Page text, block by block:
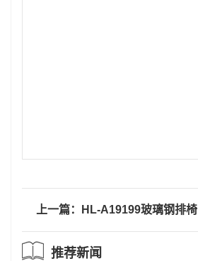
上一篇：HL-A19199玻璃钢排椅
推荐新闻